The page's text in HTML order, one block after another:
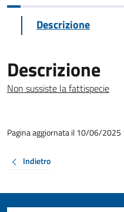
Descrizione
Descrizione
Non sussiste la fattispecie
Pagina aggiornata il 10/06/2025
Indietro